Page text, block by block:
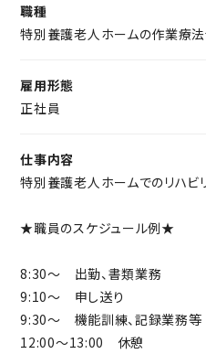
手厚い教育制度でしっかりフォロ
公正な評価制度と明快なキャリ
家族との時間を大切にできる環境
勤務シフトの都合やご家庭の事情
なんでも気軽にご相談ください。
16:30～ 申し送り
16:50～ 記録、書類作業
※雇い入れ後の業務内容の変更
職種
特別養護老人ホームの作業療法
雇用形態
正社員
仕事内容
特別養護老人ホームでのリハビ
★職員のスケジュール例★
8:30～ 出勤、書類業務
9:10～ 申し送り
9:30～ 機能訓練、記録業務等
12:00～13:00 休憩